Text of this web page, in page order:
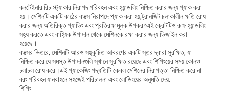
কনটেইনার রিচ স্ট্যাকার নিরাপদ পরিবহন এবং হ্যান্ডলিং নিশ্চিত করার জন্য প্যাক করা
হয়। মেশিনটি একটি কাঠের বাক্সে নিরাপদে প্যাক করা হয়,ট্রানজিট চলাকালীন ক্ষতি রোধ
করার জন্য অতিরিক্ত প্যাডিং এবং প্রতিরক্ষামূলক উপকরণএই ক্রেটটিও রুক্ষ হ্যান্ডলিং
সহ্য করতে এবং বাহ্যিক উপাদান থেকে মেশিনকে রক্ষা করার জন্য ডিজাইন করা
হয়েছে।
বাক্সের ভিতরে, মেশিনটি আরও সঙ্কুচিত আবরণের একটি স্তর দ্বারা সুরক্ষিত, যা
নিশ্চিত করে যে সমস্ত উপাদানগুলি স্থানে সুরক্ষিত রয়েছে এবং শিপিংয়ের সময় কোনও
চলাচল রোধ করে।এই প্যাকেজিং পদ্ধতিটি কেবল মেশিনের নিরাপত্তা নিশ্চিত করে না
বরং পরিবহন যানবাহনে সহজেই পরিচালনা এবং লোডিংয়ের অনুমতি দেয়.
শিপিং